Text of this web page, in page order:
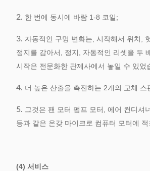
2. 한 번에 동시에 바람 1-8 코일;
3. 자동적인 구멍 변화는, 시작해서 위치,
정지를 감아서, 정지, 자동적인 리셋을 두
시작은 전문화한 관제사에서 놓일 수 있었
4. 더 높은 산출을 촉진하는 2개의 교체 스
5. 그것은 팬 모터 펌프 모터, 에어 컨디셔
등과 같은 온갖 마이크로 컴퓨터 모터에 적
(4) 서비스